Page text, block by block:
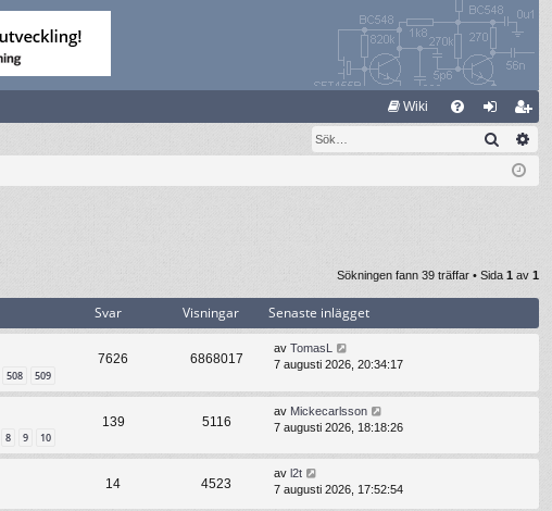
Wiki
og li
m
m
Sök
Sökningen fann 39 träffar • Sida1 av 1
Svar Visningar Senaste inlägget
508 509
7626 6868017
av TomasL
7 augusti 2026, 20:34:17
8 9 10
139 5116
av Mickecarlsson
7 augusti 2026, 18:18:26
14 4523
av l2t
7 augusti 2026, 17:52:54